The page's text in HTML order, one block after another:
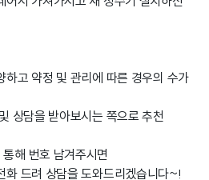
하고 약정 및 관리에 따른 경우의 수가
상담을 받아보시는 쪽으로 추천
해 번호 남겨주시면
화 드려 상담을 도와드리겠습니다~!